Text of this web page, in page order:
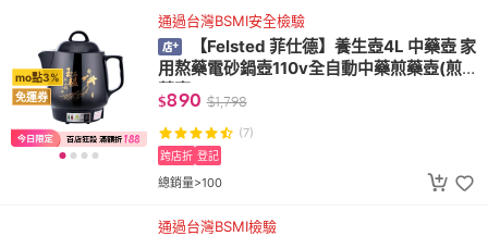
mo點3%
免運券
通過台灣BSMI安全檢驗
【Felsted 菲仕德】養生壺4L 中藥壺 家
用熬藥電砂鍋壺110v全自動中藥煎藥壺(煎
藥壺)
$890 $1,798
(7)
總銷量>100
跨店折 登記
通過台灣BSMI檢驗